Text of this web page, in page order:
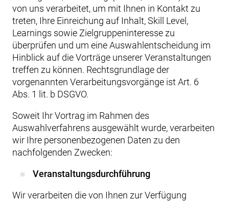
von uns verarbeitet, um mit Ihnen in Kontakt zu
treten, Ihre Einreichung auf Inhalt, Skill Level,
Learnings sowie Zielgruppeninteresse zu
überprüfen und um eine Auswahlentscheidung im
Hinblick auf die Vorträge unserer Veranstaltungen
treffen zu können. Rechtsgrundlage der
vorgenannten Verarbeitungsvorgänge ist Art. 6
Abs. 1 lit. b DSGVO.
Soweit Ihr Vortrag im Rahmen des
Auswahlverfahrens ausgewählt wurde, verarbeiten
wir Ihre personenbezogenen Daten zu den
nachfolgenden Zwecken:
Veranstaltungsdurchführung
Wir verarbeiten die von Ihnen zur Verfügung